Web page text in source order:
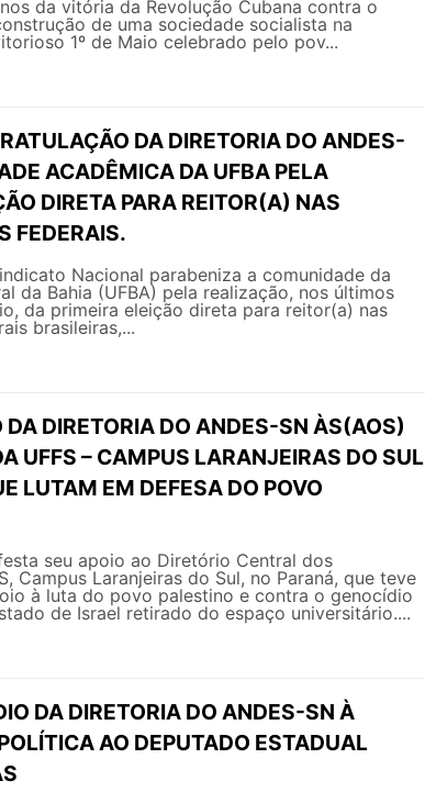
da vitória da Revolução Cubana contra o
de uma sociedade socialista na
1º de Maio celebrado pelo pov...
DA DIRETORIA DO ANDES-
ACADÊMICA DA UFBA PELA
DIRETA PARA REITOR(A) NAS
FEDERAIS.
Nacional parabeniza a comunidade da
da Bahia (UFBA) pela realização, nos últimos
da primeira eleição direta para reitor(a) nas
brasileiras,...
DA DIRETORIA DO ANDES-SN ÀS(AOS)
UFFS – CAMPUS LARANJEIRAS DO SUL
LUTAM EM DEFESA DO POVO
seu apoio ao Diretório Central dos
Campus Laranjeiras do Sul, no Paraná, que teve
à luta do povo palestino e contra o genocídio
de Israel retirado do espaço universitário....
DA DIRETORIA DO ANDES-SN À
AO DEPUTADO ESTADUAL